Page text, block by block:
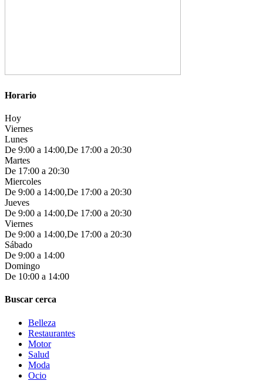
Horario
Hoy
Viernes
Lunes
De 9:00 a 14:00,De 17:00 a 20:30
Martes
De 17:00 a 20:30
Miercoles
De 9:00 a 14:00,De 17:00 a 20:30
Jueves
De 9:00 a 14:00,De 17:00 a 20:30
Viernes
De 9:00 a 14:00,De 17:00 a 20:30
Sábado
De 9:00 a 14:00
Domingo
De 10:00 a 14:00
Buscar cerca
Belleza
Restaurantes
Motor
Salud
Moda
Ocio